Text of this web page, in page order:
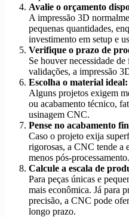
Avalie o orçamento
A impressão 3D
pequenas quantidades,
investimento em setup e
Verifique o prazo de
Se houver necessidade
validações, a impressão
Escolha o material ideal:
Alguns projetos exigem
ou acabamento técnico,
usinagem CNC.
Pense no acabamento
Caso o projeto exija
rigorosas, a CNC tende a
menos pós-processamento.
Calcule a escala de
Para peças únicas e
mais econômica. Já para
precisão, a CNC pode
longo prazo.